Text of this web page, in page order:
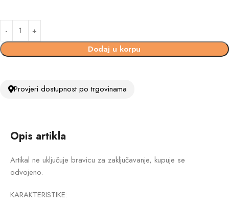
Dodaj u korpu
Provjeri dostupnost po trgovinama
Opis artikla
Artikal ne uključuje bravicu za zaključavanje, kupuje se
odvojeno.
KARAKTERISTIKE: